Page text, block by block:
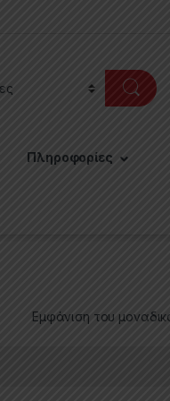
Πληροφορίες
Εμφάνιση του